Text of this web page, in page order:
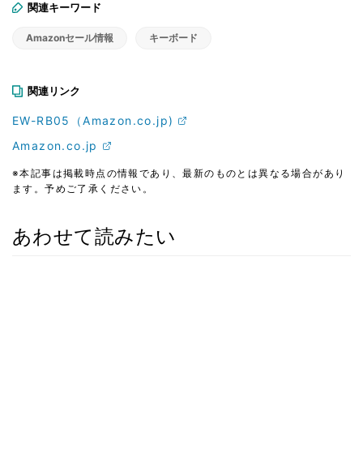
関連キーワード
Amazonセール情報 キーボード
関連リンク
EW-RB05（Amazon.co.jp)
Amazon.co.jp
※本記事は掲載時点の情報であり、最新のものとは異なる場合があり
ます。予めご了承ください。
あわせて読みたい